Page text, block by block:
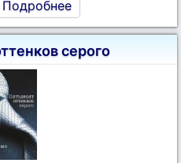
Подробнее
серого